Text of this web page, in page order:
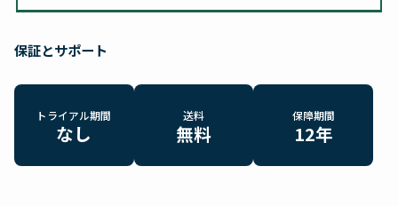
保証とサポート
トライアル期間
なし
送料
無料
保障期間
12年